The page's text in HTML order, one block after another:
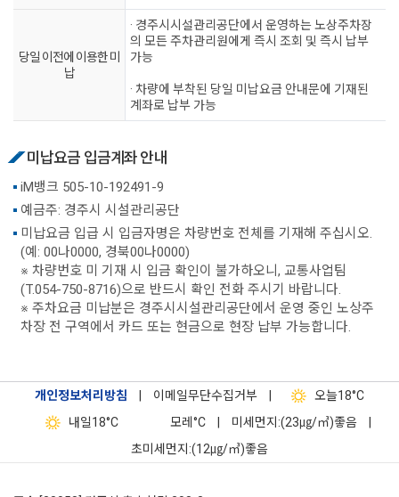
당일 이전에 이용한 미
납
· 경주시시설관리공단에서 운영하는 노상주차장
의 모든 주차관리원에게 즉시 조회 및 즉시 납부
가능
· 차량에 부착된 당일 미납요금 안내문에 기재된
계좌로 납부 가능
미납요금 입금계좌 안내
iM뱅크 505-10-192491-9
예금주: 경주시 시설관리공단
미납요금 입급 시 입금자명은 차량번호 전체를 기재해 주십시오.
(예: 00나0000, 경북00나0000)
※ 차량번호 미 기재 시 입금 확인이 불가하오니, 교통사업팀
(T.054-750-8716)으로 반드시 확인 전화 주시기 바랍니다.
※ 주차요금 미납분은 경주시시설관리공단에서 운영 중인 노상주
차장 전 구역에서 카드 또는 현금으로 현장 납부 가능합니다.
개인정보처리방침 이메일무단수집거부 오늘18°C
내일18°C 모레 °C 미세먼지:(23㎍/㎥)좋음
초미세먼지:(12㎍/㎥)좋음